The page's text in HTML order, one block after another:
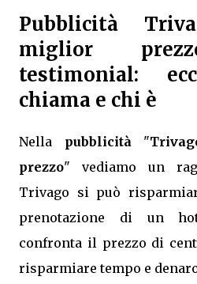
Pubblicità
miglior
testimonial:
chiama e chi è
Nella pubblicità "
prezzo" vediamo un
Trivago si può
prenotazione di un
confronta il prezzo di
risparmiare tempo e